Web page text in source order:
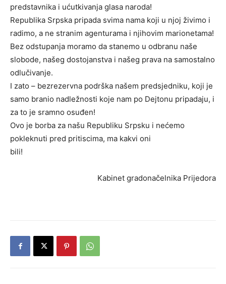
predstavnika i ućutkivanja glasa naroda!
Republika Srpska pripada svima nama koji u njoj živimo i
radimo, a ne stranim agenturama i njihovim marionetama!
Bez odstupanja moramo da stanemo u odbranu naše
slobode, našeg dostojanstva i našeg prava na samostalno
odlučivanje.
I zato – bezrezervna podrška našem predsjedniku, koji je
samo branio nadležnosti koje nam po Dejtonu pripadaju, i
za to je sramno osuđen!
Ovo je borba za našu Republiku Srpsku i nećemo
pokleknuti pred pritiscima, ma kakvi oni
bili!
Kabinet gradonačelnika Prijedora